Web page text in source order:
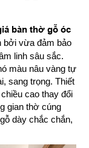
bàn thờ gỗ óc
bởi vừa đảm bảo
linh sâu sắc.
màu nâu vàng tự
sang trọng. Thiết
cao thay đổi
gian thờ cúng
dày chắc chắn,